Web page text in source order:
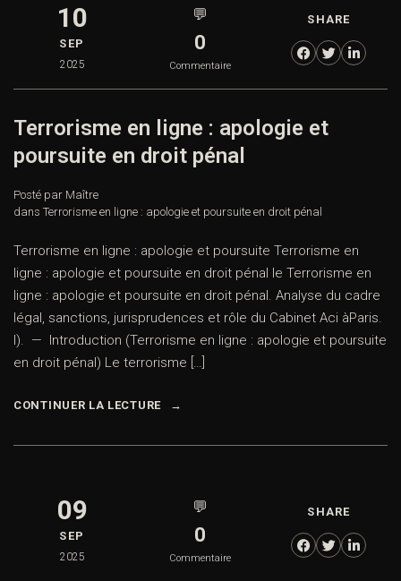
10
SEP
2025
💬
0
Commentaire
SHARE
Terrorisme en ligne : apologie et
poursuite en droit pénal
Posté par Maître
dans Terrorisme en ligne : apologie et poursuite en droit pénal
Terrorisme en ligne : apologie et poursuite Terrorisme en
ligne : apologie et poursuite en droit pénal le Terrorisme en
ligne : apologie et poursuite en droit pénal. Analyse du cadre
légal, sanctions, jurisprudences et rôle du Cabinet Aci àParis.
I). — Introduction (Terrorisme en ligne : apologie et poursuite
en droit pénal) Le terrorisme […]
CONTINUER LA LECTURE
09
SEP
2025
💬
0
Commentaire
SHARE